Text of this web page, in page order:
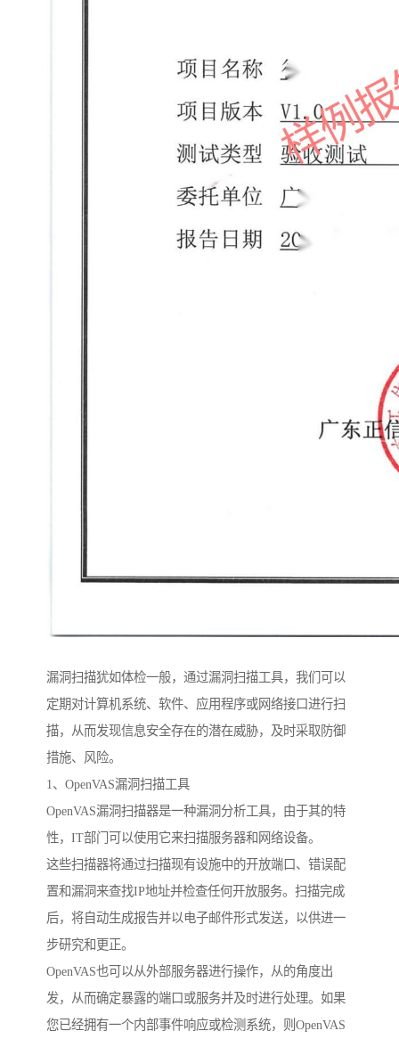
漏洞扫描犹如体检一般，通过漏洞扫描工具，我们可以
定期对计算机系统、软件、应用程序或网络接口进行扫
描，从而发现信息安全存在的潜在威胁，及时采取防御
措施、风险。
1、OpenVAS漏洞扫描工具
OpenVAS漏洞扫描器是一种漏洞分析工具，由于其的特
性，IT部门可以使用它来扫描服务器和网络设备。
这些扫描器将通过扫描现有设施中的开放端口、错误配
置和漏洞来查找IP地址并检查任何开放服务。扫描完成
后，将自动生成报告并以电子邮件形式发送，以供进一
步研究和更正。
OpenVAS也可以从外部服务器进行操作，从的角度出
发，从而确定暴露的端口或服务并及时进行处理。如果
您已经拥有一个内部事件响应或检测系统，则OpenVAS